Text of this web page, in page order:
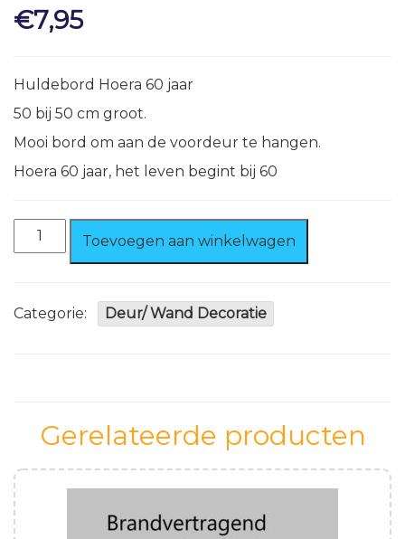
€7,95
Huldebord Hoera 60 jaar
50 bij 50 cm groot.
Mooi bord om aan de voordeur te hangen.
Hoera 60 jaar, het leven begint bij 60
Verkeersbord
Huldebord
aantal
Toevoegen aan winkelwagen
Categorie: Deur/ Wand Decoratie
Gerelateerde producten